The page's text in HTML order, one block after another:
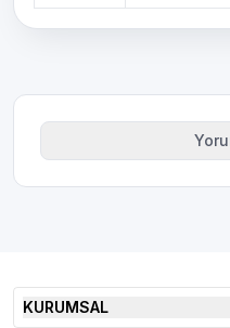
KURUMSAL